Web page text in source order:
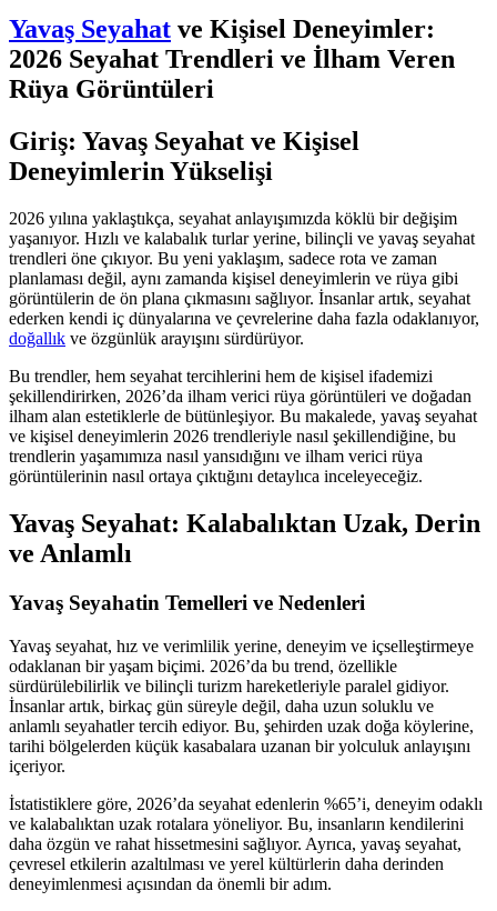
Yavaş Seyahat ve Kişisel Deneyimler:
2026 Seyahat Trendleri ve İlham Veren
Rüya Görüntüleri
Giriş: Yavaş Seyahat ve Kişisel
Deneyimlerin Yükselişi
2026 yılına yaklaştıkça, seyahat anlayışımızda köklü bir değişim
yaşanıyor. Hızlı ve kalabalık turlar yerine, bilinçli ve yavaş seyahat
trendleri öne çıkıyor. Bu yeni yaklaşım, sadece rota ve zaman
planlaması değil, aynı zamanda kişisel deneyimlerin ve rüya gibi
görüntülerin de ön plana çıkmasını sağlıyor. İnsanlar artık, seyahat
ederken kendi iç dünyalarına ve çevrelerine daha fazla odaklanıyor,
doğallık ve özgünlük arayışını sürdürüyor.
Bu trendler, hem seyahat tercihlerini hem de kişisel ifademizi
şekillendirirken, 2026’da ilham verici rüya görüntüleri ve doğadan
ilham alan estetiklerle de bütünleşiyor. Bu makalede, yavaş seyahat
ve kişisel deneyimlerin 2026 trendleriyle nasıl şekillendiğine, bu
trendlerin yaşamımıza nasıl yansıdığını ve ilham verici rüya
görüntülerinin nasıl ortaya çıktığını detaylıca inceleyeceğiz.
Yavaş Seyahat: Kalabalıktan Uzak, Derin
ve Anlamlı
Yavaş Seyahatin Temelleri ve Nedenleri
Yavaş seyahat, hız ve verimlilik yerine, deneyim ve içselleştirmeye
odaklanan bir yaşam biçimi. 2026’da bu trend, özellikle
sürdürülebilirlik ve bilinçli turizm hareketleriyle paralel gidiyor.
İnsanlar artık, birkaç gün süreyle değil, daha uzun soluklu ve
anlamlı seyahatler tercih ediyor. Bu, şehirden uzak doğa köylerine,
tarihi bölgelerden küçük kasabalara uzanan bir yolculuk anlayışını
içeriyor.
İstatistiklere göre, 2026’da seyahat edenlerin %65’i, deneyim odaklı
ve kalabalıktan uzak rotalara yöneliyor. Bu, insanların kendilerini
daha özgün ve rahat hissetmesini sağlıyor. Ayrıca, yavaş seyahat,
çevresel etkilerin azaltılması ve yerel kültürlerin daha derinden
deneyimlenmesi açısından da önemli bir adım.